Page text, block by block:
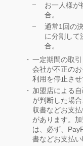
お一人様が
合。
通常1回の
に分割して
合。
一定期間の取
会社が不正の
利用を停止させ
加盟店による
が判断した場
収書などお支
があります。
は、必ず、
書などお支払